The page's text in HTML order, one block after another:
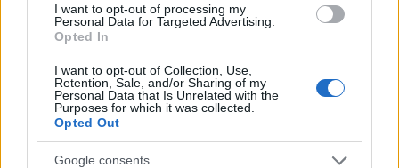
I want to opt-out of processing my
Personal Data for Targeted Advertising.
Opted In
I want to opt-out of Collection, Use,
Retention, Sale, and/or Sharing of my
Personal Data that Is Unrelated with the
Purposes for which it was collected.
Opted Out
Google consents